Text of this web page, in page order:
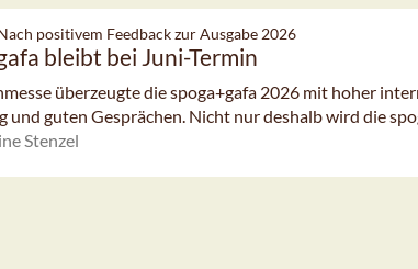
positivem Feedback zur Ausgabe 2026
bleibt bei Juni-Termin
überzeugte die spoga+gafa 2026 mit hoher
und guten Gesprächen. Nicht nur deshalb wird die
Stenzel